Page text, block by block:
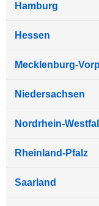
Hamburg
Hessen
Mecklenburg-
Niedersachsen
Nordrhein-
Rheinland-Pfalz
Saarland